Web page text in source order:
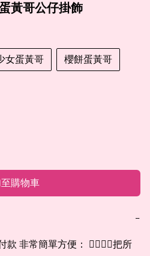
黃哥公仔掛飾
女蛋黃哥 櫻餅蛋黃哥
購物車
−
非常簡單方便： 👉🏻👉🏻把所